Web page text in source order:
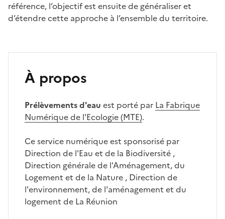
référence, l’objectif est ensuite de généraliser et
d’étendre cette approche à l’ensemble du territoire.
À propos
Prélèvements d'eau est porté par La Fabrique
Numérique de l'Ecologie (MTE).
Ce service numérique est sponsorisé par
Direction de l'Eau et de la Biodiversité ,
Direction générale de l'Aménagement, du
Logement et de la Nature , Direction de
l'environnement, de l'aménagement et du
logement de La Réunion